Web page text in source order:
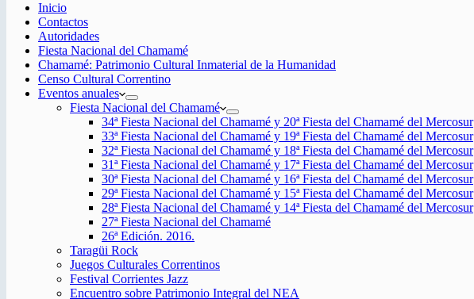
Inicio
Contactos
Autoridades
Fiesta Nacional del Chamamé
Chamamé: Patrimonio Cultural Inmaterial de la Humanidad
Censo Cultural Correntino
Eventos anuales
Fiesta Nacional del Chamamé
34ª Fiesta Nacional del Chamamé y 20ª Fiesta del Chamamé del Mercosur
33ª Fiesta Nacional del Chamamé y 19ª Fiesta del Chamamé del Mercosur
32ª Fiesta Nacional del Chamamé y 18ª Fiesta del Chamamé del Mercosur
31ª Fiesta Nacional del Chamamé y 17ª Fiesta del Chamamé del Mercosur
30ª Fiesta Nacional del Chamamé y 16ª Fiesta del Chamamé del Mercosur
29ª Fiesta Nacional del Chamamé y 15ª Fiesta del Chamamé del Mercosur
28ª Fiesta Nacional del Chamamé y 14ª Fiesta del Chamamé del Mercosur
27ª Fiesta Nacional del Chamamé
26ª Edición. 2016.
Taragüi Rock
Juegos Culturales Correntinos
Festival Corrientes Jazz
Encuentro sobre Patrimonio Integral del NEA